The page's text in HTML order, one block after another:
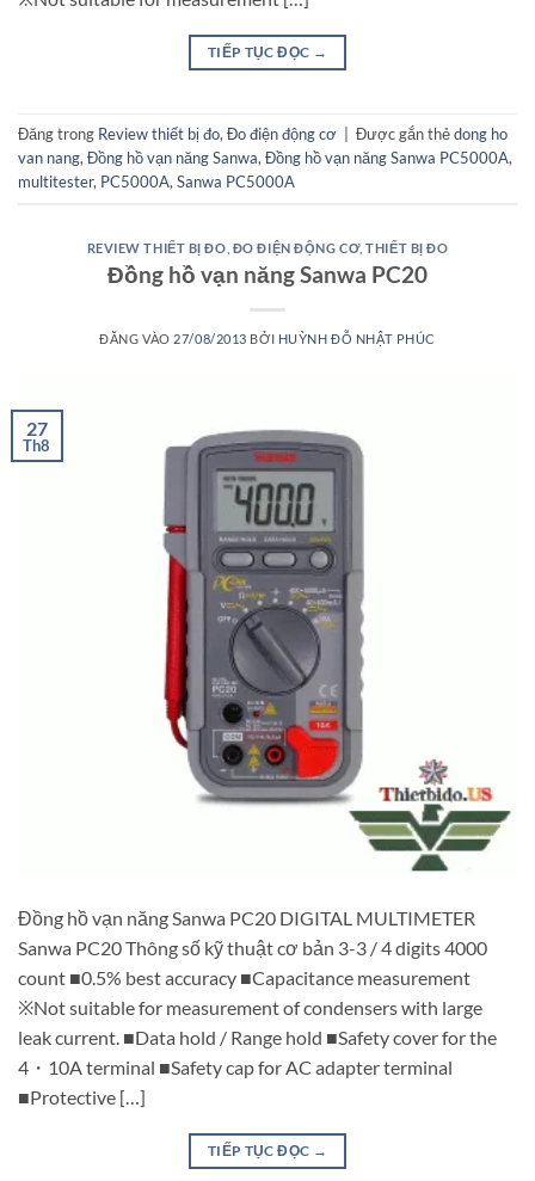
TIẾP TỤC ĐỌC →
Đăng trong Review thiết bị đo, Đo điện động cơ Được gắn thẻdong ho
van nang, Đồng hồ vạn năng Sanwa, Đồng hồ vạn năng Sanwa PC5000A,
multitester, PC5000A, Sanwa PC5000A
REVIEW THIẾT BỊ ĐO ĐO ĐIỆN ĐỘNG CƠ,THIẾT BỊ ĐO
Đồng hồ vạn năng Sanwa PC20
ĐĂNG VÀO 27/08/2013 BỞI HUỲNH ĐỖ NHẬT PHÚC
27
Th8
Đồng hồ vạn năng Sanwa PC20 DIGITAL MULTIMETER
Sanwa PC20 Thông số kỹ thuật cơ bản 3-3 / 4 digits 4000
count ■0.5% best accuracy ■Capacitance measurement
※Not suitable for measurement of condensers with large
leak current. ■Data hold / Range hold ■Safety cover for the
4・10A terminal ■Safety cap for AC adapter terminal
■Protective […]
TIẾP TỤC ĐỌC →